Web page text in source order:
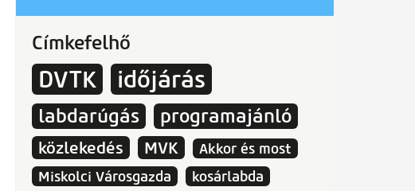
Címkefelhő
DVTK időjárás
labdarúgás programajánló
közlekedés MVK
Akkor és most
Miskolci Városgazda
kosárlabda